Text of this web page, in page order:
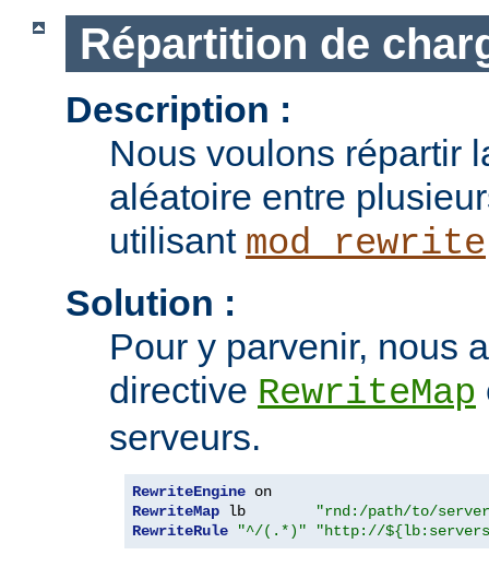
Répartition de
Description :
Nous voulons répartir
aléatoire entre
utilisant mod_rewrite
Solution :
Pour y parvenir, nous
directive RewriteMap
serveurs.
RewriteEngine
RewriteMap lb
"rnd:/path/to/
RewriteRule
"^/(.*)" "http://